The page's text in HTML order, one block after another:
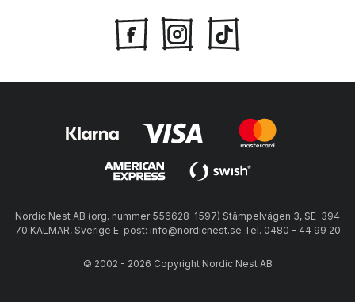
Nordic Nest AB (org. nummer 556628-1597) Stämpelvägen 3, SE-394
70 KALMAR, Sverige E-post: info@nordicnest.se Tel. 0480 - 44 99 20
© 2002 - 2026 Copyright Nordic Nest AB